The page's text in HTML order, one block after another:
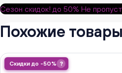
Сезон скидок! до 50% Не
Похожие товары
Скидки до -50% ?